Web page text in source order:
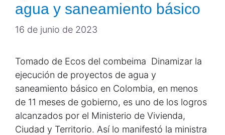
agua y saneamiento básico
16 de junio de 2023
Tomado de Ecos del combeima Dinamizar la
ejecución de proyectos de agua y
saneamiento básico en Colombia, en menos
de 11 meses de gobierno, es uno de los logros
alcanzados por el Ministerio de Vivienda,
Ciudad y Territorio. Así lo manifestó la ministra